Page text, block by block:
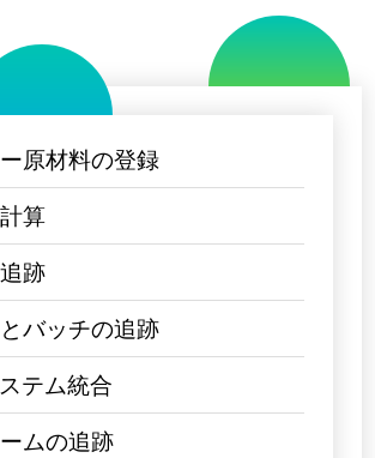
原材料の登録
算
跡
バッチの追跡
テム統合
ムの追跡